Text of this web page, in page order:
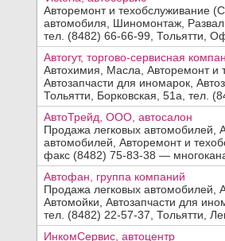
Авторемонт и техобслуживание
автомобиля, Шиномонтаж,
тел. (8482) 66-66-99, Тольятти,
Автогут, торгово-сервисная
Автохимия, Масла, Авторемонт и
Автозапчасти для иномарок,
Тольятти, Борковская, 51а, тел.
АвтоТрейд, ООО, автосалон
Продажа легковых автомобилей,
автомобилей, Авторемонт и
факс (8482) 75-83-38 —
Автофан, группа компаний
Продажа легковых автомобилей,
Автомойки, Автозапчасти для
тел. (8482) 22-57-37, Тольятти,
ИнкомСервис, автоцентр